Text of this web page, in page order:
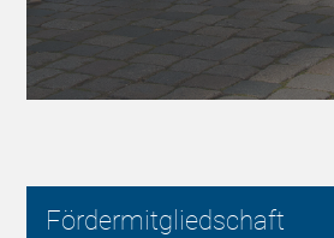
Fördermitgliedschaft